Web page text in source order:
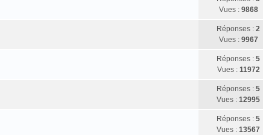
Vues : 9868
Réponses : 2
Vues : 9967
Réponses : 5
Vues : 11972
Réponses : 5
Vues : 12995
Réponses : 5
Vues : 13567